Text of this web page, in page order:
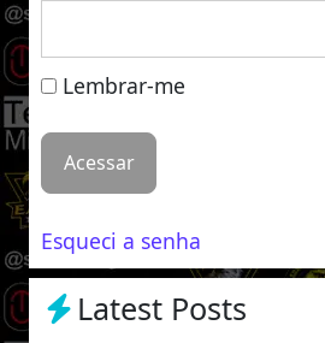
Lembrar-me
Esqueci a senha
Latest Posts